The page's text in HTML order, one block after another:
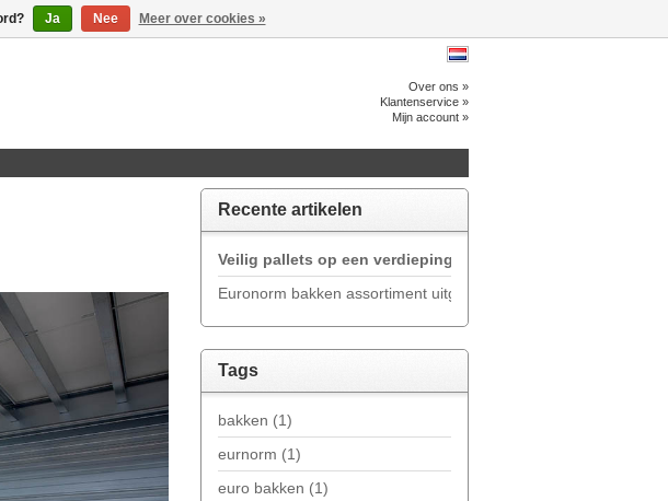
Over ons »
Klantenservice »
Mijn account »
Recente artikelen
Veilig pallets op een verdieping zetten met een
Euronorm bakken assortiment uitgebreid
Tags
bakken (1)
eurnorm (1)
euro bakken (1)
Ja Nee Meer over cookies »